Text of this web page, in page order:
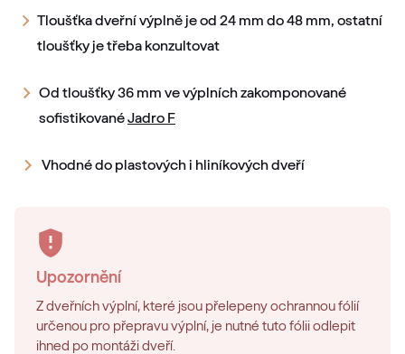
Tloušťka dveřní výplně je od 24 mm do 48 mm, ostatní
tloušťky je třeba konzultovat
Od tloušťky 36 mm ve výplních zakomponované
sofistikovanéJadro F
Vhodné do plastových i hliníkových dveří
Upozornění
Z dveřních výplní, které jsou přelepeny ochrannou fólií
určenou pro přepravu výplní, je nutné tuto fólii odlepit
ihned po montáži dveří.